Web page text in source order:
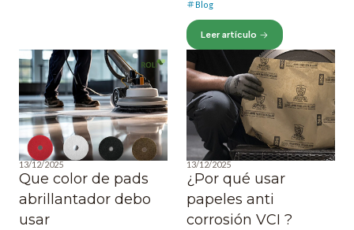
Blog
Leer artículo
13/12/2025
Que color de pads
abrillantador debo
usar
13/12/2025
¿Por qué usar
papeles anti
corrosión VCI ?